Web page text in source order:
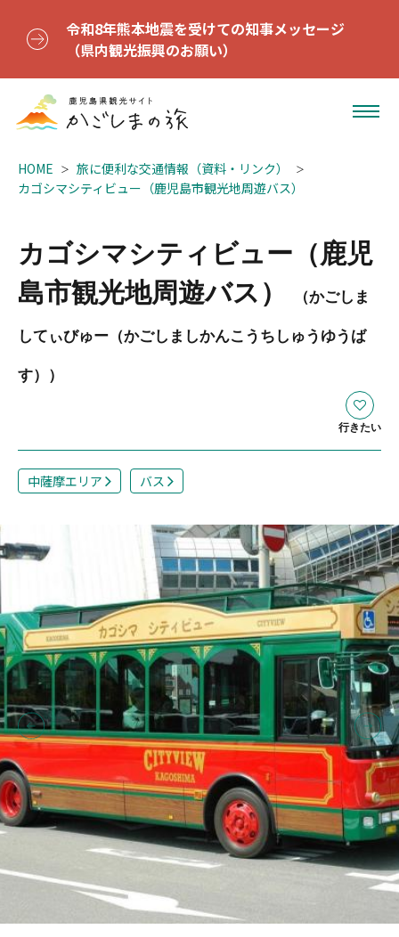
令和8年熊本地震を受けての知事メッセージ
（県内観光振興のお願い）
HOME
旅に便利な交通情報（資料・リンク）
カゴシマシティビュー（鹿児島市観光地周遊バス）
カゴシマシティビュー（鹿児
島市観光地周遊バス）
（かごしま
してぃびゅー（かごしましかんこうちしゅうゆうば
す））
行きたい
中薩摩エリア バス